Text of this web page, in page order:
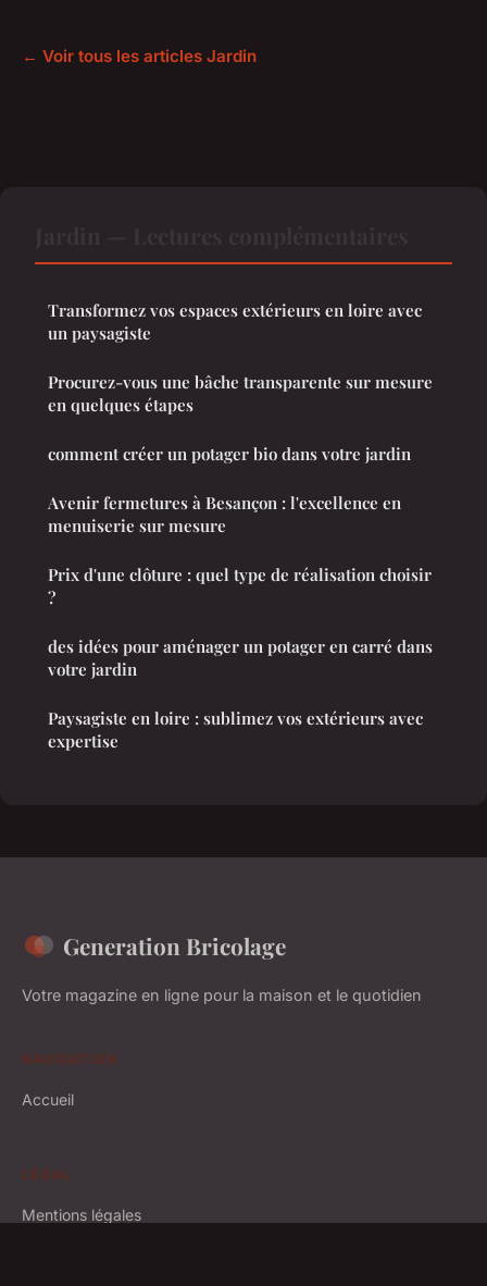
← Voir tous les articles Jardin
Transformez vos espaces extérieurs en loire avec
un paysagiste
Procurez-vous une bâche transparente sur mesure
en quelques étapes
comment créer un potager bio dans votre jardin
Avenir fermetures à Besançon : l'excellence en
menuiserie sur mesure
Prix d'une clôture : quel type de réalisation choisir
?
des idées pour aménager un potager en carré dans
votre jardin
Paysagiste en loire : sublimez vos extérieurs avec
expertise
Generation Bricolage
Votre magazine en ligne pour la maison et le quotidien
NAVIGATION
Accueil
LÉGAL
Mentions légales